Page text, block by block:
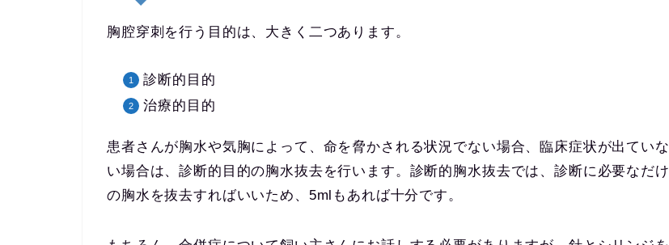
胸腔穿刺を行う目的は、大きく二つあります。
診断的目的
治療的目的
患者さんが胸水や気胸によって、命を脅かされる状況でない場合、臨床症状が出ていな
い場合は、診断的目的の胸水抜去を行います。診断的胸水抜去では、診断に必要なだけ
の胸水を抜去すればいいため、5mlもあれば十分です。